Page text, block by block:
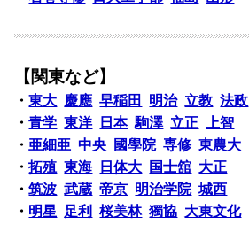
【関東など】
・東大 慶應 早稲田 明治 立教 法政
・青学 東洋 日本 駒澤 立正
上智
・ 亜細亜 中央 國學院 専修 東農大
・拓殖 東海 日体大 国士舘 大正
・筑波 武蔵 帝京 明治学院 城西
・ 明星 足利 桜美林 獨協 大東文化